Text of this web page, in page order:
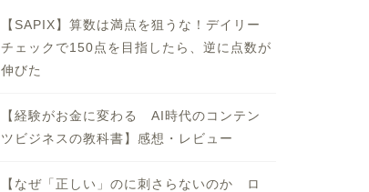
【SAPIX】算数は満点を狙うな！デイリー
チェックで150点を目指したら、逆に点数が
伸びた
【経験がお金に変わる AI時代のコンテン
ツビジネスの教科書】感想・レビュー
【なぜ「正しい」のに刺さらないのか ロ